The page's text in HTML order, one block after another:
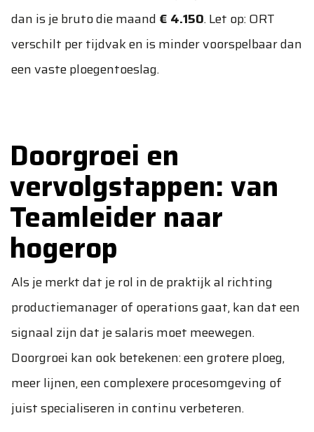
dan is je bruto die maand € 4.150. Let op: ORT
verschilt per tijdvak en is minder voorspelbaar dan
een vaste ploegentoeslag.
Doorgroei en
vervolgstappen: van
Teamleider naar
hogerop
Als je merkt dat je rol in de praktijk al richting
productiemanager of operations gaat, kan dat een
signaal zijn dat je salaris moet meewegen.
Doorgroei kan ook betekenen: een grotere ploeg,
meer lijnen, een complexere procesomgeving of
juist specialiseren in continu verbeteren.